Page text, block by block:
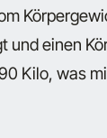
und einen
Kilo, was